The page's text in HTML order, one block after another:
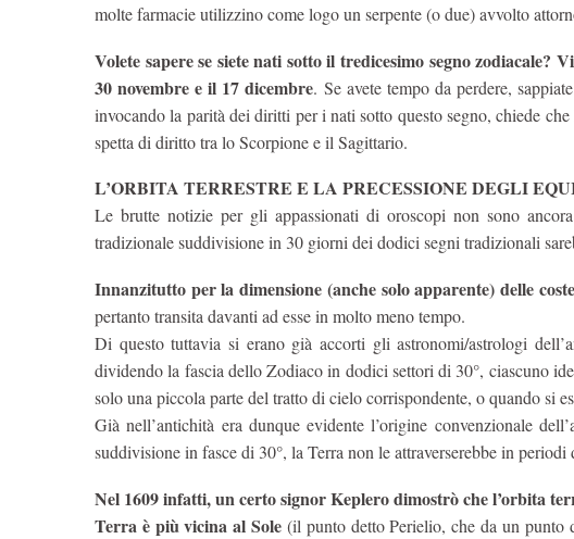
molte farmacie utilizzino come logo un serpente (o due) avvolto
Volete sapere se siete nati sotto il tredicesimo segno zodiacale?
30 novembre e il 17 dicembre. Se avete tempo da perdere,
invocando la parità dei diritti per i nati sotto questo segno, chiede
spetta di diritto tra lo Scorpione e il Sagittario.
L’ORBITA TERRESTRE E LA PRECESSIONE DEGLI
Le brutte notizie per gli appassionati di oroscopi non sono
tradizionale suddivisione in 30 giorni dei dodici segni tradizionali
Innanzitutto per la dimensione (anche solo apparente) delle
pertanto transita davanti ad esse in molto meno tempo.
Di questo tuttavia si erano già accorti gli astronomi/astrologi
dividendo la fascia dello Zodiaco in dodici settori di 30°, ciascuno
solo una piccola parte del tratto di cielo corrispondente, o quando si
Già nell’antichità era dunque evidente l’origine convenzionale
suddivisione in fasce di 30°, la Terra non le attraverserebbe in
Nel 1609 infatti, un certo signor Keplero dimostrò che l’orbita
Terra è più vicina al Sole (il punto detto Perielio, che da un punto